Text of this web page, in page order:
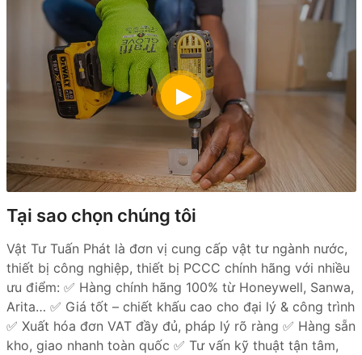
Tại sao chọn chúng tôi
Vật Tư Tuấn Phát là đơn vị cung cấp vật tư ngành nước,
thiết bị công nghiệp, thiết bị PCCC chính hãng với nhiều
ưu điểm: ✅ Hàng chính hãng 100% từ Honeywell, Sanwa,
Arita… ✅ Giá tốt – chiết khấu cao cho đại lý & công trình
✅ Xuất hóa đơn VAT đầy đủ, pháp lý rõ ràng ✅ Hàng sẵn
kho, giao nhanh toàn quốc ✅ Tư vấn kỹ thuật tận tâm,